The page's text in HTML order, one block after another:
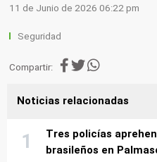
11 de Junio de 2026 06:22 pm
Seguridad
Compartir:
Noticias relacionadas
Tres policías
brasileños en